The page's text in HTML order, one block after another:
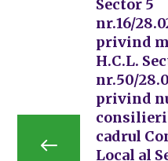
Sector 5
nr.16/
privind
H.C.L.
nr.50/
privind
cadrul
Local al